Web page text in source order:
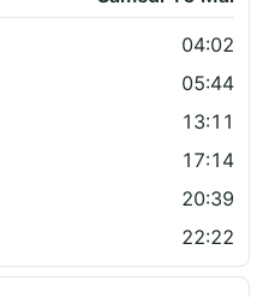
04:02
05:44
13:11
17:14
20:39
22:22